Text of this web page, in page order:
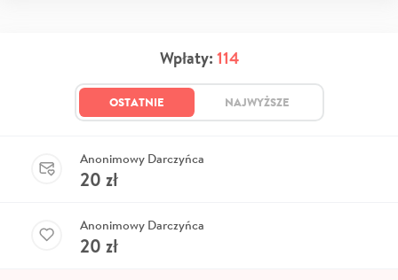
Wpłaty: 114
OSTATNIE NAJWYŻSZE
Anonimowy Darczyńca
20 zł
Anonimowy Darczyńca
20 zł